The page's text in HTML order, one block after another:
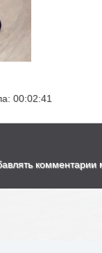
: 00:02:41
комментарии